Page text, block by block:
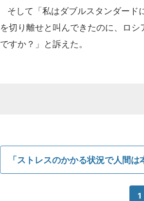
そして「私はダブルスタンダード
を切り離せと叫んできたのに、ロ
ですか？」と訴えた。
「ストレスのかかる状況で人間
1